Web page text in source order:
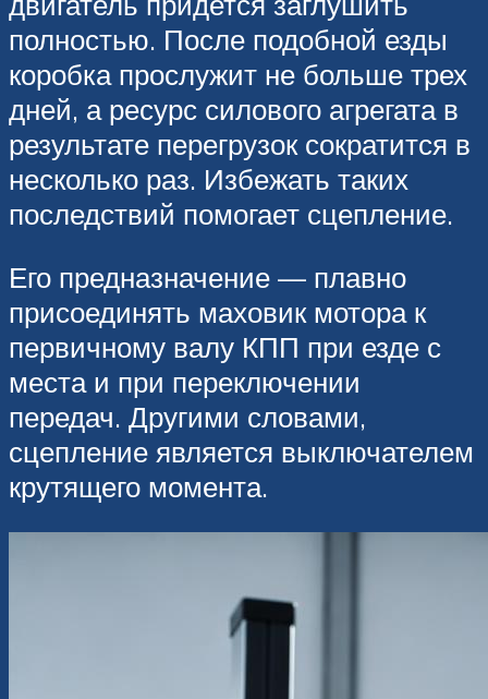
полностью. После подобной езды
коробка прослужит не больше трех
дней, а ресурс силового агрегата в
результате перегрузок сократится в
несколько раз. Избежать таких
последствий помогает сцепление.
Его предназначение — плавно
присоединять маховик мотора к
первичному валу КПП при езде с
места и при переключении
передач. Другими словами,
сцепление является выключателем
крутящего момента.